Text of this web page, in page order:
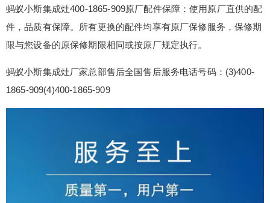
蚂蚁小斯集成灶400-1865-909原厂配件保障：使用原厂直供的配
件，品质有保障。所有更换的配件均享有原厂保修服务，保修期
限与您设备的原保修期限相同或按原厂规定执行。
蚂蚁小斯集成灶厂家总部售后全国售后服务电话号码：(3)400-
1865-909(4)400-1865-909
成灶400-1865-909原厂配件保障：使用原厂直供的
配件，品质有保障。所有更换的配件均享有原厂保
修服务，保修期限与您设备的原保修期限相同或按
原厂规定执行。 蚂蚁小斯集成灶厂家总部售后全国
扫描二维码继续阅读